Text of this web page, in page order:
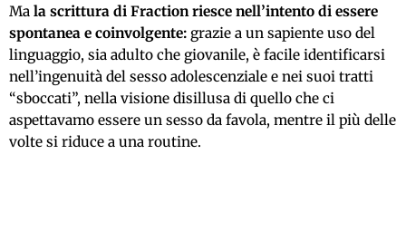
Ma la scrittura di Fraction riesce nell’intento di essere
spontanea e coinvolgente: grazie a un sapiente uso del
linguaggio, sia adulto che giovanile, è facile identificarsi
nell’ingenuità del sesso adolescenziale e nei suoi tratti
“sboccati”, nella visione disillusa di quello che ci
aspettavamo essere un sesso da favola, mentre il più delle
volte si riduce a una routine.